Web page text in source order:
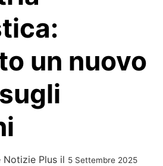
un nuovo
Notizie Plus il 5 Settembre 2025